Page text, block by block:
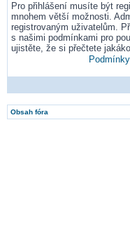
Pro přihlášení musíte být
mnohem větší možnosti.
registrovaným uživatelům.
s našimi podmínkami pro
ujistěte, že si přečtete
Obsah fóra